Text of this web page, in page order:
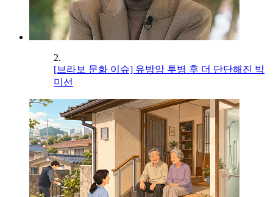
2.
[브라보 문화 이슈] 유방암 투병 후 더 단단해진 박
미선